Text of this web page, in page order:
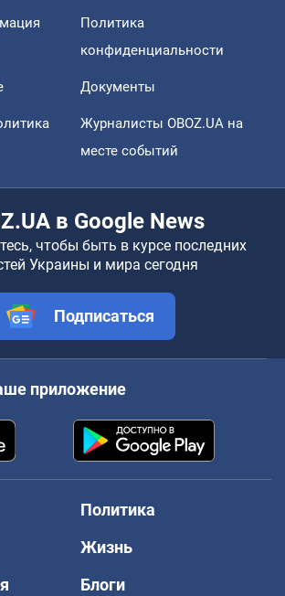
Политика
конфиденциальности
Документы
Журналисты OBOZ.UA на
месте событий
в Google News
чтобы быть в курсе последних
Украины и мира сегодня
Подписаться
приложение
Политика
Жизнь
Блоги